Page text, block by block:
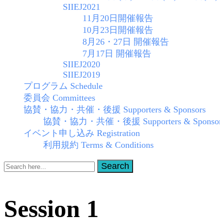
SIIEJ2021
11月20日開催報告
10月23日開催報告
8月26・27日 開催報告
7月17日 開催報告
SIIEJ2020
SIIEJ2019
プログラム Schedule
委員会 Committees
協賛・協力・共催・後援 Supporters & Sponsors
協賛・協力・共催・後援 Supporters &
イベント申し込み Registration
利用規約 Terms & Conditions
Search
for:
Search
Session 1